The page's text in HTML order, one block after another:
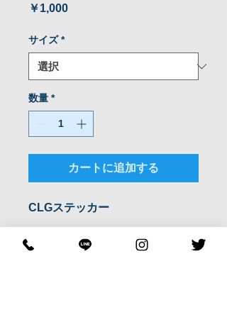
￥1,000価
サイズ *
数量 *
カートに追加する
CLGステッカー